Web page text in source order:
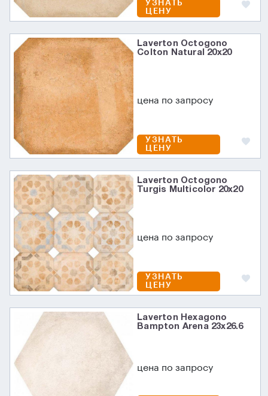
УЗНАТЬ
ЦЕНУ
Laverton Octogono
Colton Natural 20x20
цена по запросу
УЗНАТЬ
ЦЕНУ
Laverton Octogono
Turgis Multicolor 20x20
цена по запросу
УЗНАТЬ
ЦЕНУ
Laverton Hexagono
Bampton Arena 23x26.6
цена по запросу